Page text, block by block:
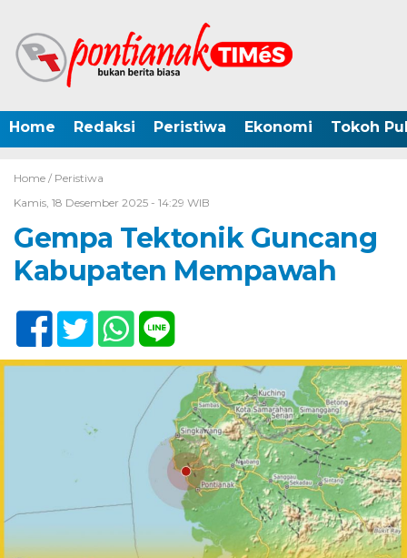
Home Redaksi Peristiwa Ekonomi Tokoh
Home / Peristiwa
Kamis, 18 Desember 2025 - 14:29 WIB
Gempa Tektonik Guncang
Kabupaten Mempawah